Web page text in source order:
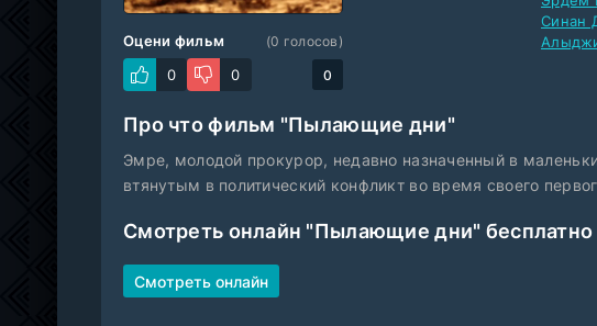
Оцени фильм
0
0
(0 голосов)
0
Синан
Про что фильм "Пылающие дни"
Эмре, молодой прокурор, недавно назначенный в
втянутым в политический конфликт во время своего
Смотреть онлайн "Пылающие дни" бесплатно
Смотреть онлайн